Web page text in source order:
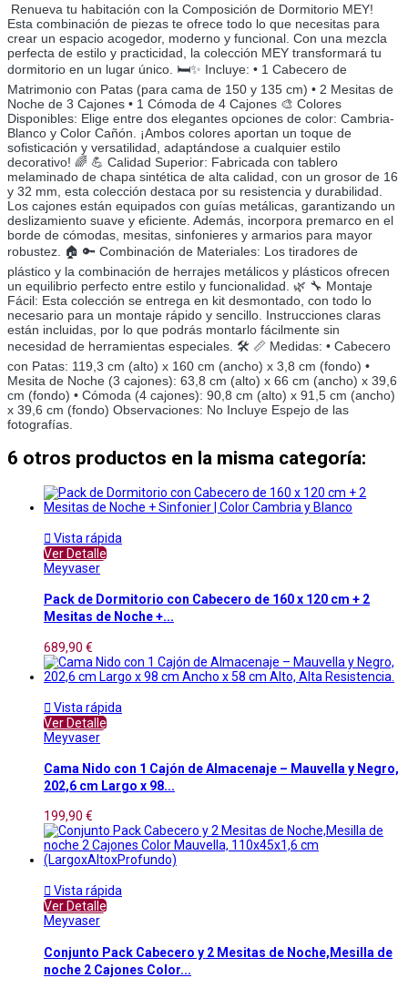
Renueva tu habitación con la Composición de Dormitorio MEY!
Esta combinación de piezas te ofrece todo lo que necesitas para
crear un espacio acogedor, moderno y funcional. Con una mezcla
perfecta de estilo y practicidad, la colección MEY transformará tu
dormitorio en un lugar único. 🛏️✨ Incluye: • 1 Cabecero de
Matrimonio con Patas (para cama de 150 y 135 cm) • 2 Mesitas de
Noche de 3 Cajones • 1 Cómoda de 4 Cajones 🎨 Colores
Disponibles: Elige entre dos elegantes opciones de color: Cambria-
Blanco y Color Cañón. ¡Ambos colores aportan un toque de
sofisticación y versatilidad, adaptándose a cualquier estilo
decorativo! 🌈 💪 Calidad Superior: Fabricada con tablero
melaminado de chapa sintética de alta calidad, con un grosor de 16
y 32 mm, esta colección destaca por su resistencia y durabilidad.
Los cajones están equipados con guías metálicas, garantizando un
deslizamiento suave y eficiente. Además, incorpora premarco en el
borde de cómodas, mesitas, sinfonieres y armarios para mayor
robustez. 🏠 🔑 Combinación de Materiales: Los tiradores de
plástico y la combinación de herrajes metálicos y plásticos ofrecen
un equilibrio perfecto entre estilo y funcionalidad. 🌿 🔧 Montaje
Fácil: Esta colección se entrega en kit desmontado, con todo lo
necesario para un montaje rápido y sencillo. Instrucciones claras
están incluidas, por lo que podrás montarlo fácilmente sin
necesidad de herramientas especiales. 🛠️ 📏 Medidas: • Cabecero
con Patas: 119,3 cm (alto) x 160 cm (ancho) x 3,8 cm (fondo) •
Mesita de Noche (3 cajones): 63,8 cm (alto) x 66 cm (ancho) x 39,6
cm (fondo) • Cómoda (4 cajones): 90,8 cm (alto) x 91,5 cm (ancho)
x 39,6 cm (fondo) Observaciones: No Incluye Espejo de las
fotografías.
6 otros productos en la misma categoría:
 Vista rápida
Ver Detalle
Meyvaser
Pack de Dormitorio con Cabecero de 160 x 120 cm + 2
Mesitas de Noche +...
689,90 €
 Vista rápida
Ver Detalle
Meyvaser
Cama Nido con 1 Cajón de Almacenaje – Mauvella y Negro,
202,6 cm Largo x 98...
199,90 €
 Vista rápida
Ver Detalle
Meyvaser
Conjunto Pack Cabecero y 2 Mesitas de Noche,Mesilla de
noche 2 Cajones Color...